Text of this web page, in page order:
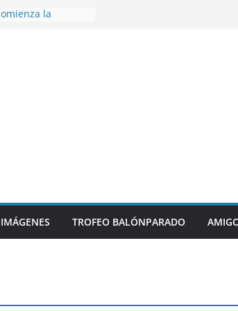
la
sumando
26/27
en el
de
IMÁGENES TROFEO BALÓNPARADO